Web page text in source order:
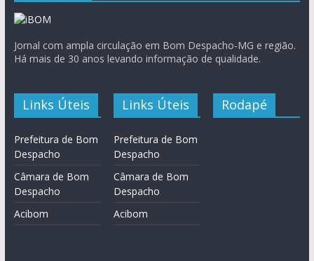
Jornal com ampla circulação em Bom Despacho-MG e região.
Há mais de 30 anos levando informação de qualidade.
Links Úteis
Prefeitura de Bom
Despacho
Câmara de Bom
Despacho
Acibom
Links Úteis
Prefeitura de Bom
Despacho
Câmara de Bom
Despacho
Acibom
Rodapé